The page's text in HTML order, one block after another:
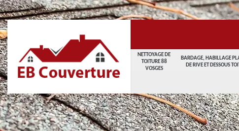
NETTOYAGE DE
TOITURE 88
VOSGES
BARDAGE, HABILLAGE
DE RIVE ET DESSOUS